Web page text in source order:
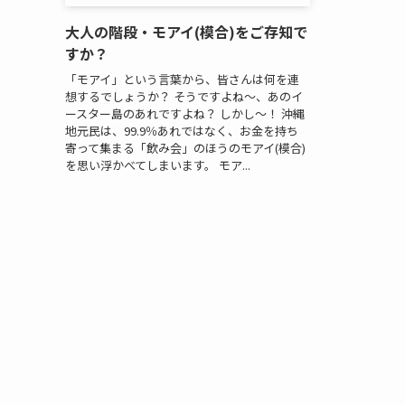
大人の階段・モアイ(模合)をご存知で
すか？
「モアイ」という言葉から、皆さんは何を連
想するでしょうか？ そうですよね～、あのイ
ースター島のあれですよね？ しかし～！ 沖縄
地元民は、99.9％あれではなく、お金を持ち
寄って集まる「飲み会」のほうのモアイ(模合)
を思い浮かべてしまいます。 モア...